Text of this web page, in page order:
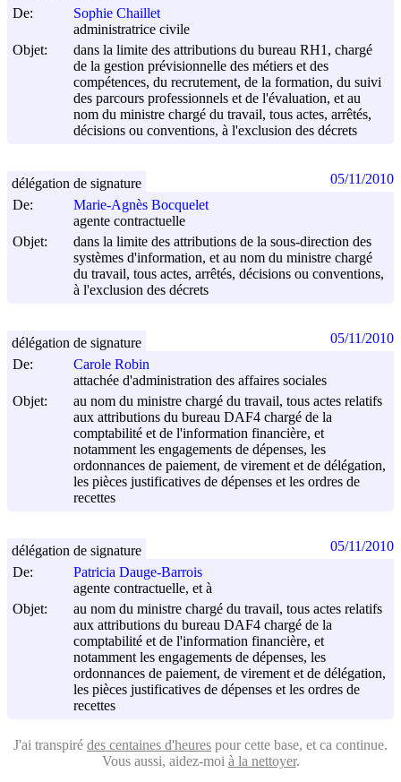
De:
Sophie Chaillet
administratrice civile
Objet:
dans la limite des attributions du bureau RH1, chargé
de la gestion prévisionnelle des métiers et des
compétences, du recrutement, de la formation, du suivi
des parcours professionnels et de l'évaluation, et au
nom du ministre chargé du travail, tous actes, arrêtés,
décisions ou conventions, à l'exclusion des décrets
De:
Marie-Agnès Bocquelet
agente contractuelle
Objet:
dans la limite des attributions de la sous-direction des
systèmes d'information, et au nom du ministre chargé
du travail, tous actes, arrêtés, décisions ou conventions,
à l'exclusion des décrets
délégation de signature 05/11/2010
De:
Carole Robin
attachée d'administration des affaires sociales
Objet:
au nom du ministre chargé du travail, tous actes relatifs
aux attributions du bureau DAF4 chargé de la
comptabilité et de l'information financière, et
notamment les engagements de dépenses, les
ordonnances de paiement, de virement et de délégation,
les pièces justificatives de dépenses et les ordres de
recettes
délégation de signature 05/11/2010
De:
Patricia Dauge-Barrois
agente contractuelle, et à
Objet:
au nom du ministre chargé du travail, tous actes relatifs
aux attributions du bureau DAF4 chargé de la
comptabilité et de l'information financière, et
notamment les engagements de dépenses, les
ordonnances de paiement, de virement et de délégation,
les pièces justificatives de dépenses et les ordres de
recettes
délégation de signature 05/11/2010
J'ai transpiré des centaines d'heures pour cette base, et ca continue.
Vous aussi, aidez-moi à la nettoyer.